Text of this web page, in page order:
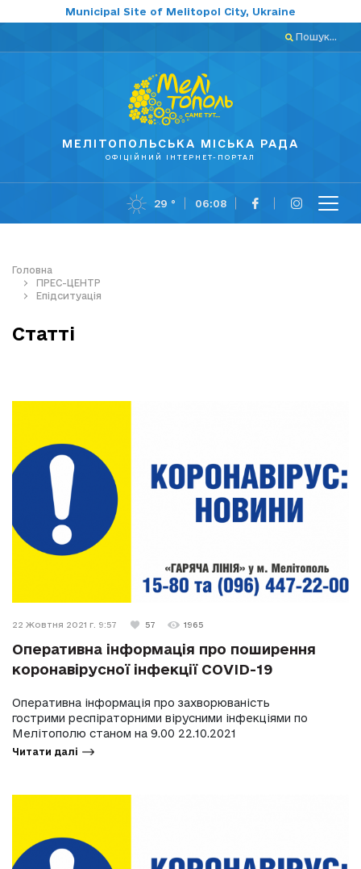
Municipal Site of Melitopol City, Ukraine
Пошук...
МЕЛІТОПОЛЬСЬКА МІСЬКА РАДА
ОФІЦІЙНИЙ ІНТЕРНЕТ-ПОРТАЛ
29 ° 06:08
Головна
ПРЕС-ЦЕНТР
Епідситуація
Статті
22 Жовтня 2021 г. 9:57 57 1965
Оперативна інформація про поширення
коронавірусної інфекції COVID-19
Оперативна інформація про захворюваність
гострими респіраторними вірусними інфекціями по
Мелітополю станом на 9.00 22.10.2021
Читати далі